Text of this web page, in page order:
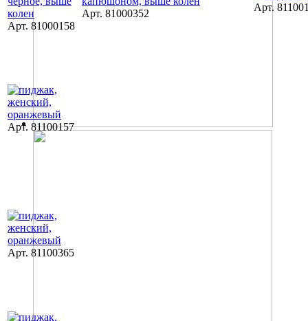
Арт. 81000158
Арт. 81000352
Арт.
Арт. 81100157
Арт. 81100365